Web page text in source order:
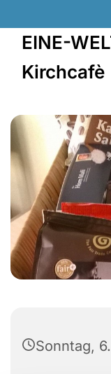
EINE-
Kirchcafè
Sonntag,